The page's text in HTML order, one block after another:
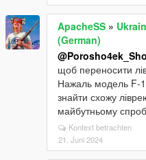
ApacheSS »
(German)
щоб переносити
Нажаль модель F-
знайти схожу
майбутньому
Kontext betrachten
21. Juni 2024